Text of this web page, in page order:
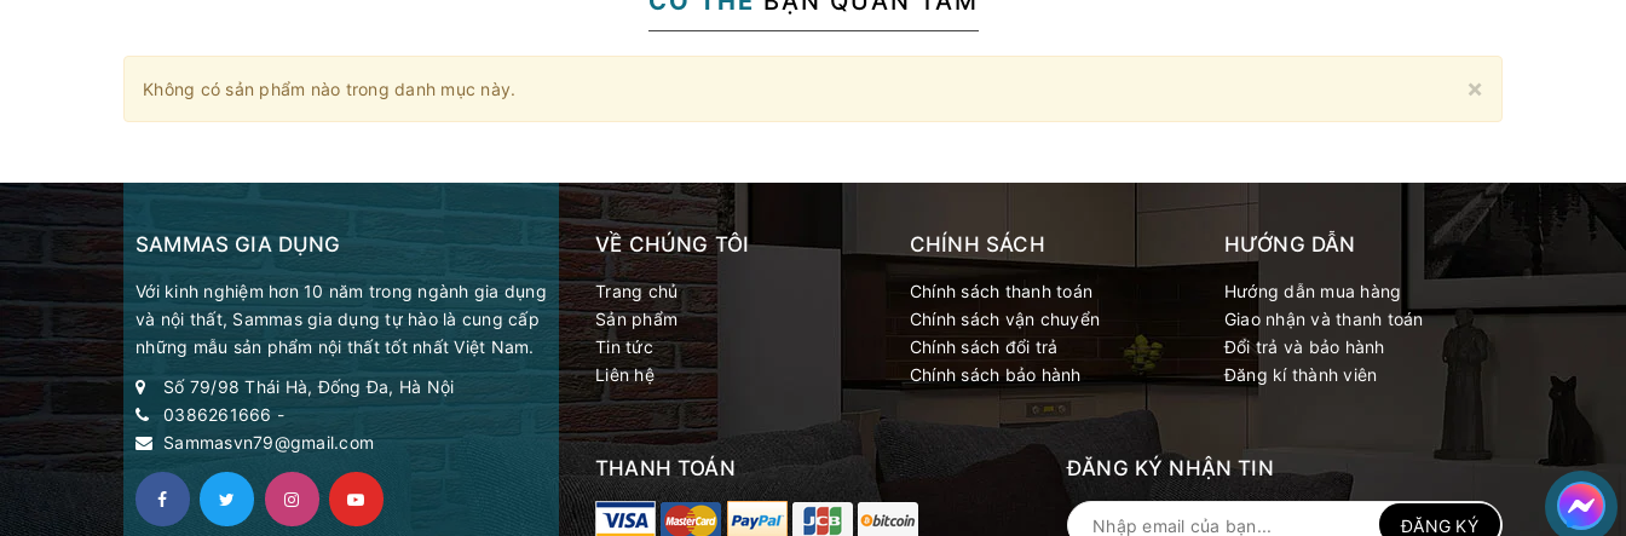
×
Không có sản phẩm nào trong danh mục này.
SAMMAS GIA DỤNG
Với kinh nghiệm hơn 10 năm trong ngành gia dụng
và nội thất, Sammas gia dụng tự hào là cung cấp
những mẫu sản phẩm nội thất tốt nhất Việt Nam.
Số 79/98 Thái Hà, Đống Đa, Hà Nội
0386261666 -
Sammasvn79@gmail.com
VỀ CHÚNG TÔI
Trang chủ
Sản phẩm
Tin tức
Liên hệ
CHÍNH SÁCH
Chính sách thanh toán
Chính sách vận chuyển
Chính sách đổi trả
Chính sách bảo hành
HƯỚNG DẪN
Hướng dẫn mua hàng
Giao nhận và thanh toán
Đổi trả và bảo hành
Đăng kí thành viên
THANH TOÁN ĐĂNG KÝ NHẬN TIN
ĐĂNG KÝ